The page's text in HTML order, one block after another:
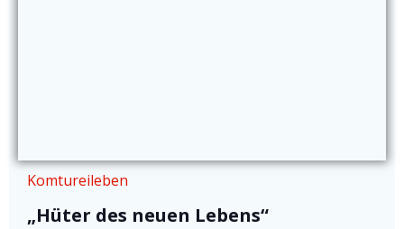
Komtureileben
„Hüter des neuen Lebens“